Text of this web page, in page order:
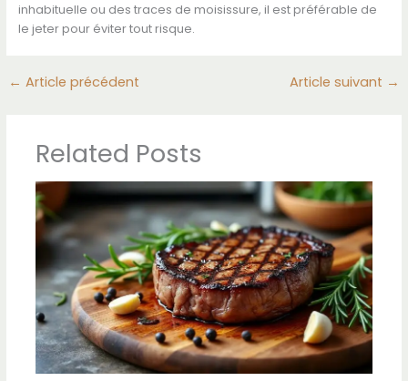
inhabituelle ou des traces de moisissure, il est préférable de
le jeter pour éviter tout risque.
← Article précédent Article suivant →
Related Posts